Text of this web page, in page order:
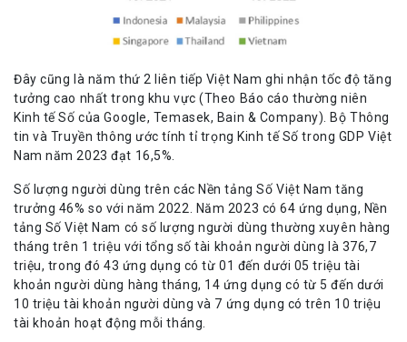
Đây cũng là năm thứ 2 liên tiếp Việt Nam ghi nhận tốc độ tăng
tưởng cao nhất trong khu vực (Theo Báo cáo thường niên
Kinh tế Số của Google, Temasek, Bain & Company). Bộ Thông
tin và Truyền thông ước tính tỉ trọng Kinh tế Số trong GDP Việt
Nam năm 2023 đạt 16,5%.
Số lượng người dùng trên các Nền tảng Số Việt Nam tăng
trưởng 46% so với năm 2022. Năm 2023 có 64 ứng dụng, Nền
tảng Số Việt Nam có số lượng người dùng thường xuyên hàng
tháng trên 1 triệu với tổng số tài khoản người dùng là 376,7
triệu, trong đó 43 ứng dụng có từ 01 đến dưới 05 triệu tài
khoản người dùng hàng tháng, 14 ứng dụng có từ 5 đến dưới
10 triệu tài khoản người dùng và 7 ứng dụng có trên 10 triệu
tài khoản hoạt động mỗi tháng.